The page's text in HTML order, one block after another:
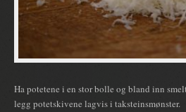
Ha potetene i en stor bolle og bland inn
legg potetskivene lagvis i taksteinsmønster.